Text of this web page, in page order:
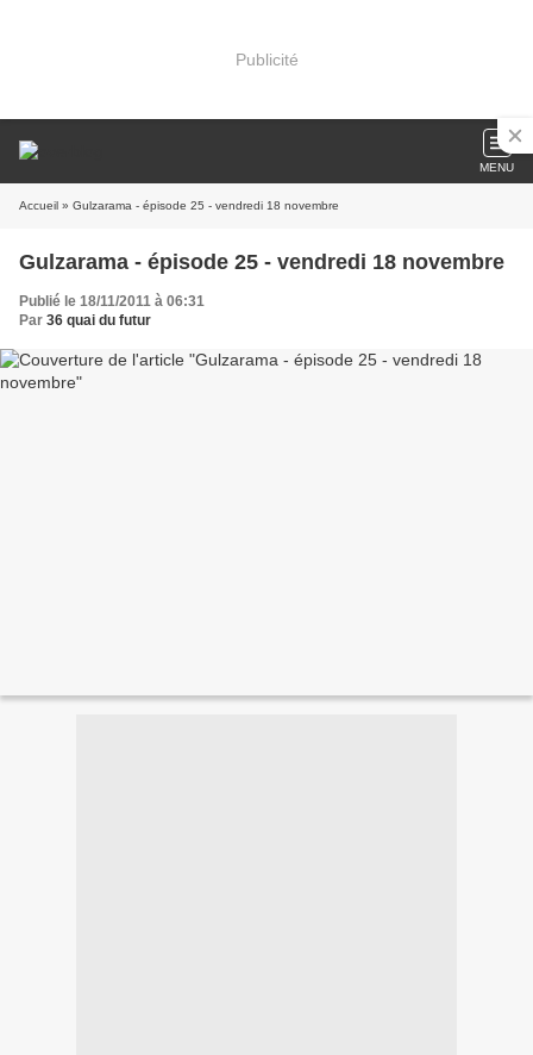
Publicité
MENU
Accueil » Gulzarama - épisode 25 - vendredi 18 novembre
Gulzarama - épisode 25 - vendredi 18 novembre
Publié le 18/11/2011 à 06:31
Par 36 quai du futur